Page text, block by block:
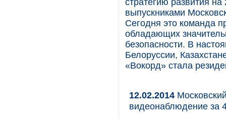
стратегию развития
выпускниками
Сегодня это команда
обладающих
безопасности. В
Белоруссии,
«Вокорд» стала
12.02.2014
видеонаблюдение за